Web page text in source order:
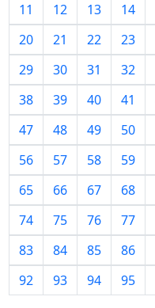
11
12 13 14
20
21 22 23
29
30 31 32
38
39 40 41
47
48 49 50
56
57 58 59
65
66 67 68
74
75 76 77
83
84 85 86
92
93 94 95